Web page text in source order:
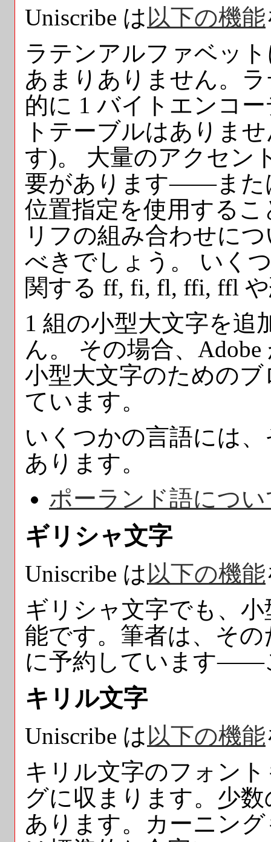
Uniscribe は以下の機能
ラテンアルファベッ
あまりありません。
的に 1 バイトエンコ
トテーブルはありま
す)。 大量のアクセン
要があります——また
位置指定を使用する
リフの組み合わせに
べきでしょう。 いく
関する ff, fi, fl, ffi, ffl
1 組の小型大文字を
ん。 その場合、
小型大文字のための
ています。
いくつかの言語には
あります。
ポーランド語につい
ギリシャ文字
Uniscribe は以下の機能
ギリシャ文字でも、
能です。筆者は、そ
に予約しています——
キリル文字
Uniscribe は以下の機能
キリル文字のフォン
グに収まります。少
あります。カーニン